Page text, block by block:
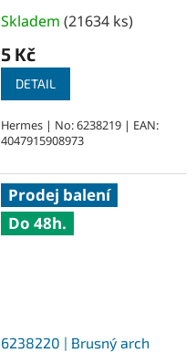
Flex 16
Průměrné
hodnocení
produktu
5,0
z
5
Skladem (21634 ks)
5 Kč
DETAIL
Hermes | No: 6238219 | EAN:
4047915908973
Prodej balení
Do 48h.
6238220 | Brusný arch